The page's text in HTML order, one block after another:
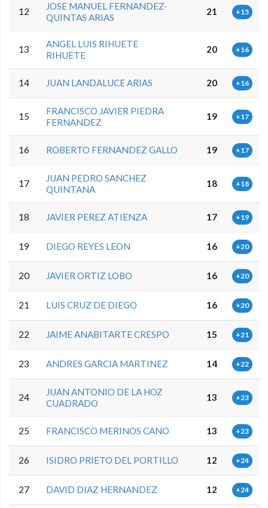
12
JOSE MANUEL FERNANDEZ-
QUINTAS ARIAS
21 +15
13
ANGEL LUIS RIHUETE
RIHUETE
20 +16
14 JUAN LANDALUCE ARIAS 20 +16
15
FRANCISCO JAVIER PIEDRA
FERNANDEZ
19 +17
16 ROBERTO FERNANDEZ GALLO 19 +17
17
JUAN PEDRO SANCHEZ
QUINTANA
18 +18
18 JAVIER PEREZ ATIENZA 17 +19
19 DIEGO REYES LEON 16 +20
20 JAVIER ORTIZ LOBO 16 +20
21 LUIS CRUZ DE DIEGO 16 +20
22 JAIME ANABITARTE CRESPO 15 +21
23 ANDRES GARCIA MARTINEZ 14 +22
24
JUAN ANTONIO DE LA HOZ
CUADRADO
13 +23
25 FRANCISCO MERINOS CANO 13 +23
26 ISIDRO PRIETO DEL PORTILLO 12 +24
27 DAVID DIAZ HERNANDEZ 12 +24